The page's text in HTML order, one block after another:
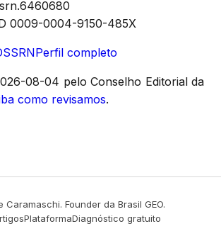
0009-0004-9150-485X
SSRNPerfil completo
08-04 pelo Conselho Editorial da
como revisamos.
Founder da Brasil GEO.
PlataformaDiagnóstico gratuito